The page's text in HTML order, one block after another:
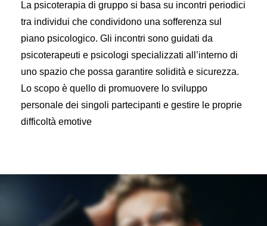
La psicoterapia di gruppo si basa su incontri periodici
tra individui che condividono una sofferenza sul
piano psicologico. Gli incontri sono guidati da
psicoterapeuti e psicologi specializzati all’interno di
uno spazio che possa garantire solidità e sicurezza.
Lo scopo è quello di promuovere lo sviluppo
personale dei singoli partecipanti e gestire le proprie
difficoltà emotive